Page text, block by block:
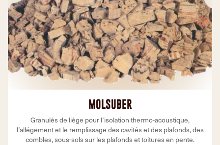
MOLSUBER
Granulés de liège pour l’isolation thermo-acoustique,
l’allégement et le remplissage des cavités et des plafonds, des
combles, sous-sols sur les plafonds et toitures en pente.